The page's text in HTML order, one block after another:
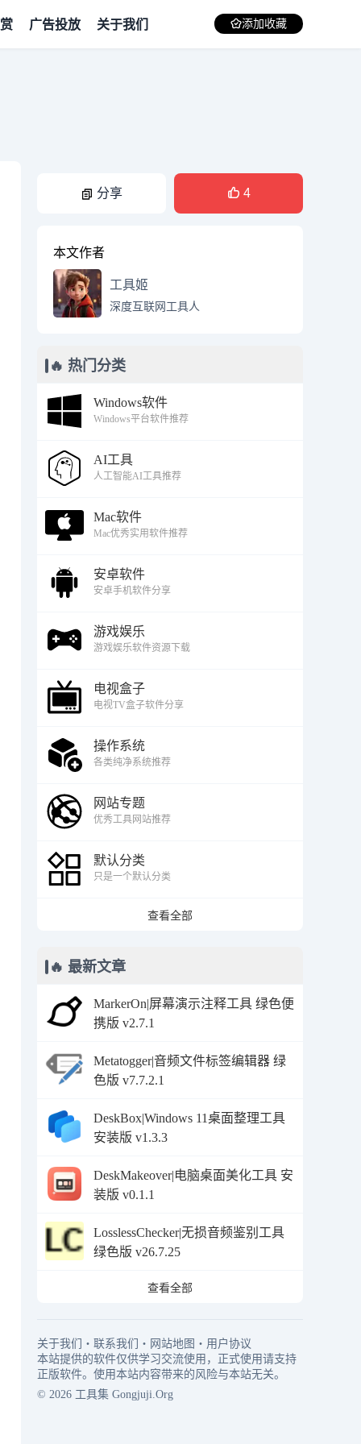
广告投放 关于我们 添加收藏
分享 4
本文作者
工具姬
深度互联网工具人
🔥 热门分类
Windows软件
Windows平台软件推荐
AI工具
人工智能AI工具推荐
Mac软件
Mac优秀实用软件推荐
安卓软件
安卓手机软件分享
游戏娱乐
游戏娱乐软件资源下载
电视盒子
电视TV盒子软件分享
操作系统
各类纯净系统推荐
网站专题
优秀工具网站推荐
默认分类
只是一个默认分类
查看全部
🔥 最新文章
MarkerOn|屏幕演示注释工具 绿色便
携版 v2.7.1
Metatogger|音频文件标签编辑器 绿
色版 v7.7.2.1
DeskBox|Windows 11桌面整理工具
安装版 v1.3.3
DeskMakeover|电脑桌面美化工具 安
装版 v0.1.1
LosslessChecker|无损音频鉴别工具
绿色版 v26.7.25
查看全部
关于我们 ・ 联系我们 ・ 网站地图 ・ 用户协议
本站提供的软件仅供学习交流使用，正式使用请支持
正版软件。使用本站内容带来的风险与本站无关。
© 2026 工具集 Gongjuji.Org